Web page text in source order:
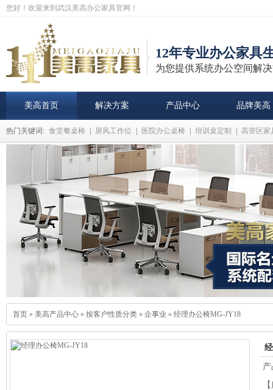
您好！欢迎来到武汉美高办公家具官网！
12年专业办公家具
为您提供系统办公空间解
美高首页 解决方案 产品中心 品牌美高
热门关键词: 食堂餐桌椅 屏风工作位 医院办公桌椅 培训桌定制 高管区家
首页 » 美高产品中心 » 按客户性质分类 » 企事业 » 经理办公椅MG-JY18